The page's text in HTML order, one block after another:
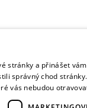
stránky a přinášet
správný chod
vás nebudou